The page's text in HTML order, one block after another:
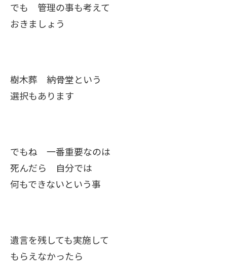
でも 管理の事も考えて
おきましょう
樹木葬 納骨堂という
選択もあります
でもね 一番重要なのは
死んだら 自分では
何もできないという事
遺言を残しても実施して
もらえなかったら